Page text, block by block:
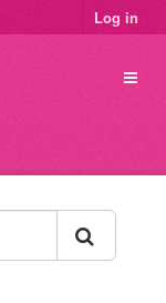
Log in